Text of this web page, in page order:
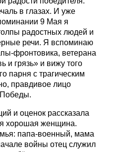
в глазах. И уже
9 Мая я
радостных людей и
речи. Я вспоминаю
фронтовика, ветерана
и грязь» и вижу того
парня с трагическим
правдивое лицо
и оценок рассказала
хорошая женщина.
папа-военный, мама
войны отец служил